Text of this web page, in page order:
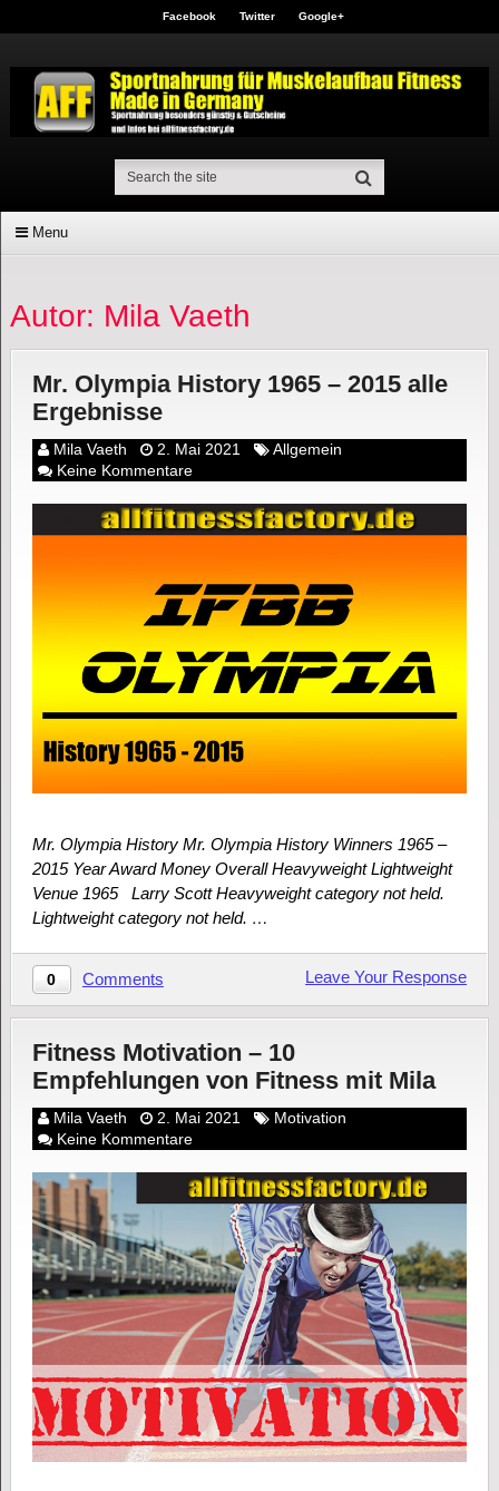
Facebook Twitter Google+
Menu
Autor: Mila Vaeth
Mr. Olympia History 1965 – 2015 alle
Ergebnisse
Mila Vaeth 2. Mai 2021
Allgemein
Keine Kommentare
Mr. Olympia History Mr. Olympia History Winners 1965 –
2015 Year Award Money Overall Heavyweight Lightweight
Venue 1965 Larry Scott Heavyweight category not held.
Lightweight category not held. …
0 Comments Leave Your Response
Fitness Motivation – 10
Empfehlungen von Fitness mit Mila
Mila Vaeth 2. Mai 2021
Motivation
Keine Kommentare